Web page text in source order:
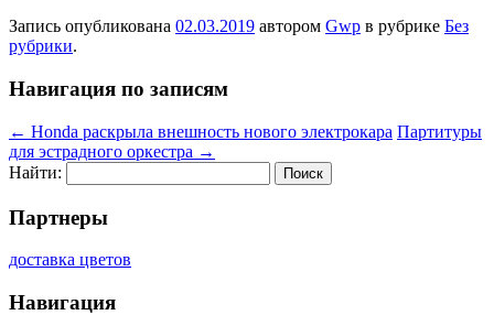
Запись опубликована 02.03.2019 автором Gwp в рубрике Без
рубрики.
Навигация по записям
← Honda раскрыла внешность нового электрокара Партитуры
для эстрадного оркестра →
Найти:
Партнеры
доставка цветов
Навигация